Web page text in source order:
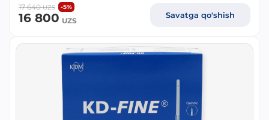
16 800 UZS
17 640UZS -5%
Savatga qo'shish